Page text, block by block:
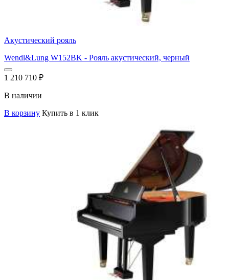
Акустический рояль
Wendl&Lung W152BK - Рояль акустический, черный
1 210 710 ₽
В наличии
В корзину Купить в 1 клик